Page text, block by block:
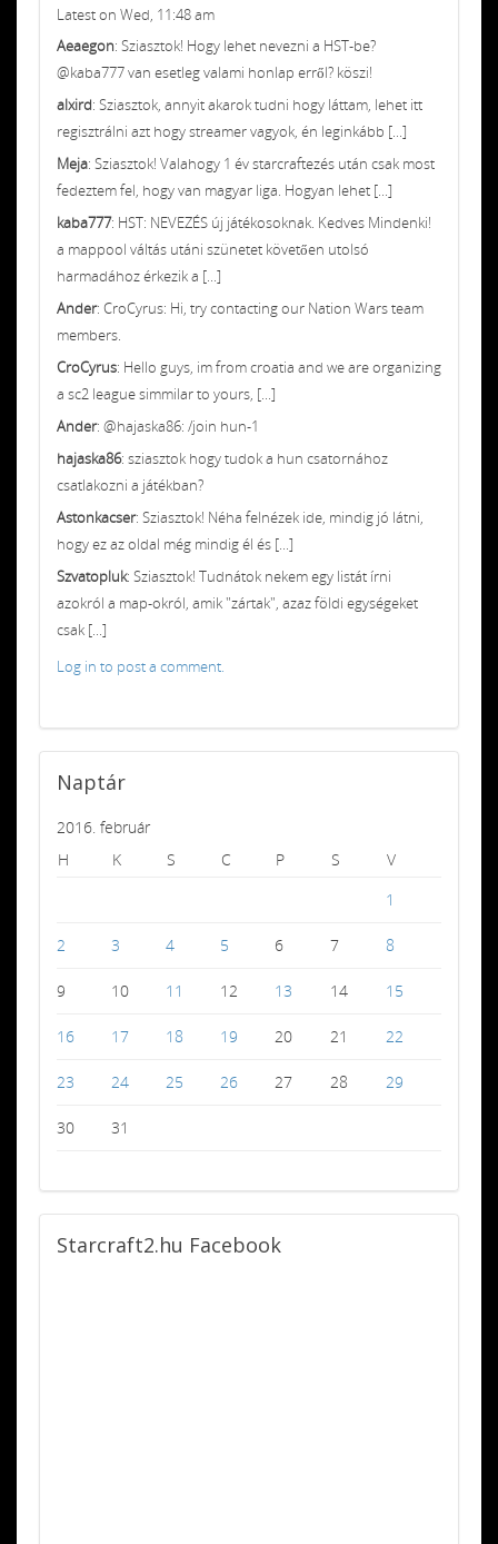
Latest on Wed, 11:48 am
Aeaegon: Sziasztok! Hogy lehet nevezni a HST-be?
@kaba777 van esetleg valami honlap erről? köszi!
alxird: Sziasztok, annyit akarok tudni hogy láttam, lehet itt
regisztrálni azt hogy streamer vagyok, én leginkább [...]
Meja: Sziasztok! Valahogy 1 év starcraftezés után csak most
fedeztem fel, hogy van magyar liga. Hogyan lehet [...]
kaba777: HST: NEVEZÉS új játékosoknak. Kedves Mindenki!
a mappool váltás utáni szünetet követően utolsó
harmadához érkezik a [...]
Ander: CroCyrus: Hi, try contacting our Nation Wars team
members.
CroCyrus: Hello guys, im from croatia and we are organizing
a sc2 league simmilar to yours, [...]
Ander: @hajaska86: /join hun-1
hajaska86: sziasztok hogy tudok a hun csatornához
csatlakozni a játékban?
Astonkacser: Sziasztok! Néha felnézek ide, mindig jó látni,
hogy ez az oldal még mindig él és [...]
Szvatopluk: Sziasztok! Tudnátok nekem egy listát írni
azokról a map-okról, amik "zártak", azaz földi egységeket
csak [...]
Log in to post a comment.
Naptár
2016. február
H
K S C P S
V
1
2 3 4 5 6 7 8
9 10 11 12 13 14 15
16 17 18 19 20 21 22
23 24 25 26 27 28 29
30 31
Starcraft2.hu Facebook